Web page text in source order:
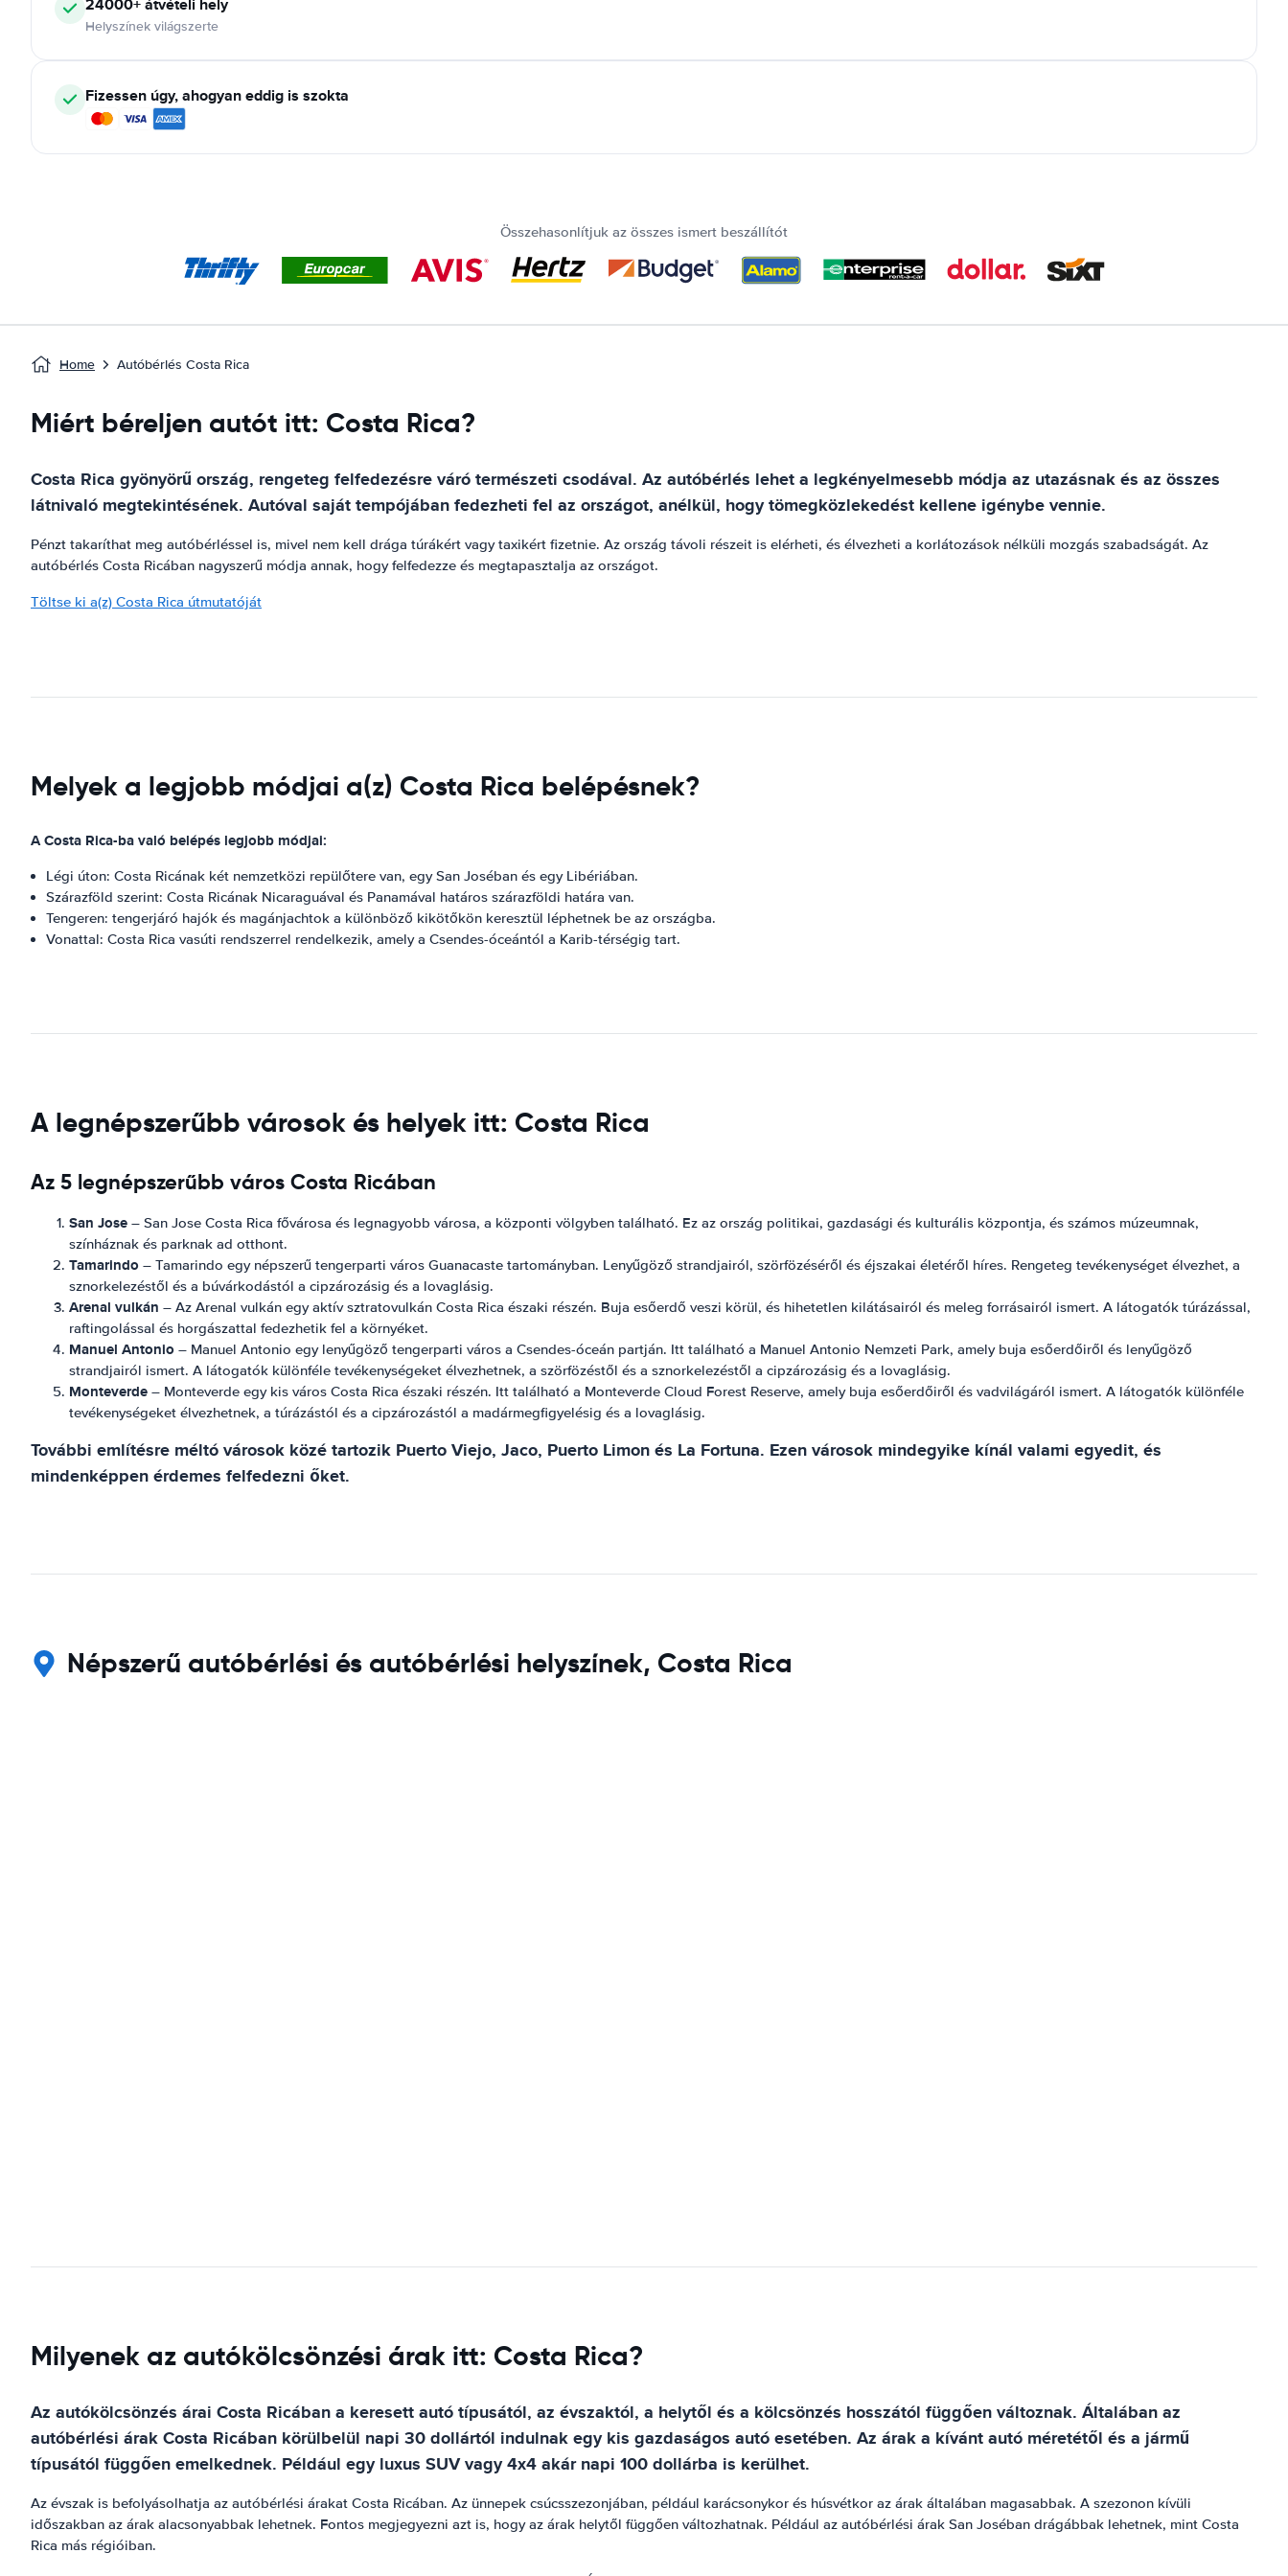
Helyszínek világszerte
Fizessen úgy, ahogyan eddig is szokta
Összehasonlítjuk az összes ismert beszállítót
Home Autóbérlés Costa Rica
Miért béreljen autót itt: Costa Rica?
Costa Rica gyönyörű ország, rengeteg felfedezésre váró természeti csodával. Az autóbérlés lehet a legkényelmesebb módja az utazásnak és az összes
látnivaló megtekintésének. Autóval saját tempójában fedezheti fel az országot, anélkül, hogy tömegközlekedést kellene igénybe vennie.
Pénzt takaríthat meg autóbérléssel is, mivel nem kell drága túrákért vagy taxikért fizetnie. Az ország távoli részeit is elérheti, és élvezheti a korlátozások nélküli mozgás szabadságát. Az
autóbérlés Costa Ricában nagyszerű módja annak, hogy felfedezze és megtapasztalja az országot.
Töltse ki a(z) Costa Rica útmutatóját
Melyek a legjobb módjai a(z) Costa Rica belépésnek?
A Costa Rica-ba való belépés legjobb módjai:
Légi úton: Costa Ricának két nemzetközi repülőtere van, egy San Joséban és egy Libériában.
Szárazföld szerint: Costa Ricának Nicaraguával és Panamával határos szárazföldi határa van.
Tengeren: tengerjáró hajók és magánjachtok a különböző kikötőkön keresztül léphetnek be az országba.
Vonattal: Costa Rica vasúti rendszerrel rendelkezik, amely a Csendes-óceántól a Karib-térségig tart.
A legnépszerűbb városok és helyek itt: Costa Rica
Az 5 legnépszerűbb város Costa Ricában
San Jose – San Jose Costa Rica fővárosa és legnagyobb városa, a központi völgyben található. Ez az ország politikai, gazdasági és kulturális központja, és számos múzeumnak,
színháznak és parknak ad otthont.
Tamarindo – Tamarindo egy népszerű tengerparti város Guanacaste tartományban. Lenyűgöző strandjairól, szörfözéséről és éjszakai életéről híres. Rengeteg tevékenységet élvezhet, a
sznorkelezéstől és a búvárkodástól a cipzározásig és a lovaglásig.
Arenal vulkán – Az Arenal vulkán egy aktív sztratovulkán Costa Rica északi részén. Buja esőerdő veszi körül, és hihetetlen kilátásairól és meleg forrásairól ismert. A látogatók túrázással,
raftingolással és horgászattal fedezhetik fel a környéket.
Manuel Antonio – Manuel Antonio egy lenyűgöző tengerparti város a Csendes-óceán partján. Itt található a Manuel Antonio Nemzeti Park, amely buja esőerdőiről és lenyűgöző
strandjairól ismert. A látogatók különféle tevékenységeket élvezhetnek, a szörfözéstől és a sznorkelezéstől a cipzározásig és a lovaglásig.
Monteverde – Monteverde egy kis város Costa Rica északi részén. Itt található a Monteverde Cloud Forest Reserve, amely buja esőerdőiről és vadvilágáról ismert. A látogatók különféle
tevékenységeket élvezhetnek, a túrázástól és a cipzározástól a madármegfigyelésig és a lovaglásig.
További említésre méltó városok közé tartozik Puerto Viejo, Jaco, Puerto Limon és La Fortuna. Ezen városok mindegyike kínál valami egyedit, és
mindenképpen érdemes felfedezni őket.
Népszerű autóbérlési és autóbérlési helyszínek, Costa Rica
Milyenek az autókölcsönzési árak itt: Costa Rica?
Az autókölcsönzés árai Costa Ricában a keresett autó típusától, az évszaktól, a helytől és a kölcsönzés hosszától függően változnak. Általában az
autóbérlési árak Costa Ricában körülbelül napi 30 dollártól indulnak egy kis gazdaságos autó esetében. Az árak a kívánt autó méretétől és a jármű
típusától függően emelkednek. Például egy luxus SUV vagy 4x4 akár napi 100 dollárba is kerülhet.
Az évszak is befolyásolhatja az autóbérlési árakat Costa Ricában. Az ünnepek csúcsszezonjában, például karácsonykor és húsvétkor az árak általában magasabbak. A szezonon kívüli
időszakban az árak alacsonyabbak lehetnek. Fontos megjegyezni azt is, hogy az árak helytől függően változhatnak. Például az autóbérlési árak San Joséban drágábbak lehetnek, mint Costa
Rica más régióiban.